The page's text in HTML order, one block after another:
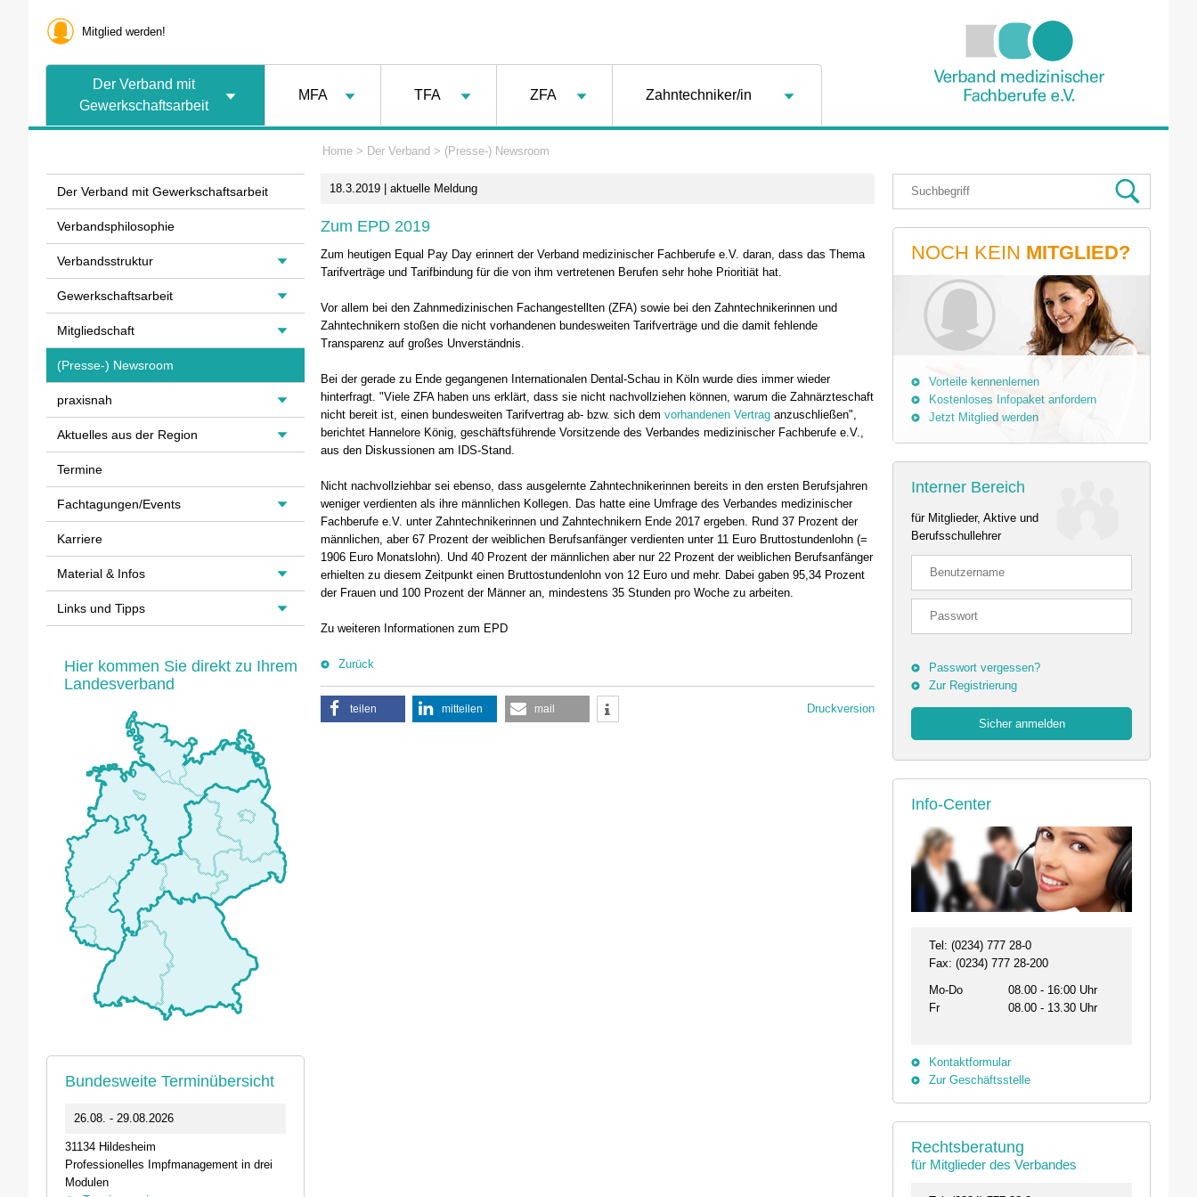
Mitglied werden!
Der Verband mit
Gewerkschaftsarbeit
MFA TFA ZFA Zahntechniker/in
Home > Der Verband > (Presse-) Newsroom
18.3.2019 | aktuelle Meldung
Zum EPD 2019
Zum heutigen Equal Pay Day erinnert der Verband medizinischer Fachberufe e.V. daran, dass das Thema
Tarifverträge und Tarifbindung für die von ihm vertretenen Berufen sehr hohe Prioritiät hat.
Vor allem bei den Zahnmedizinischen Fachangestellten (ZFA) sowie bei den Zahntechnikerinnen und
Zahntechnikern stoßen die nicht vorhandenen bundesweiten Tarifverträge und die damit fehlende
Transparenz auf großes Unverständnis.
Bei der gerade zu Ende gegangenen Internationalen Dental-Schau in Köln wurde dies immer wieder
hinterfragt. "Viele ZFA haben uns erklärt, dass sie nicht nachvollziehen können, warum die Zahnärzteschaft
nicht bereit ist, einen bundesweiten Tarifvertrag ab- bzw. sich dem vorhandenen Vertrag anzuschließen",
berichtet Hannelore König, geschäftsführende Vorsitzende des Verbandes medizinischer Fachberufe e.V.,
aus den Diskussionen am IDS-Stand.
Nicht nachvollziehbar sei ebenso, dass ausgelernte Zahntechnikerinnen bereits in den ersten Berufsjahren
weniger verdienten als ihre männlichen Kollegen. Das hatte eine Umfrage des Verbandes medizinischer
Fachberufe e.V. unter Zahntechnikerinnen und Zahntechnikern Ende 2017 ergeben. Rund 37 Prozent der
männlichen, aber 67 Prozent der weiblichen Berufsanfänger verdienten unter 11 Euro Bruttostundenlohn (=
1906 Euro Monatslohn). Und 40 Prozent der männlichen aber nur 22 Prozent der weiblichen Berufsanfänger
erhielten zu diesem Zeitpunkt einen Bruttostundenlohn von 12 Euro und mehr. Dabei gaben 95,34 Prozent
der Frauen und 100 Prozent der Männer an, mindestens 35 Stunden pro Woche zu arbeiten.
Zu weiteren Informationen zum EPD
Zurück
teilen mitteilen mail Druckversion
NOCH KEIN MITGLIED?
Vorteile kennenlernen
Kostenloses Infopaket anfordern
Jetzt Mitglied werden
Interner Bereich
für Mitglieder, Aktive und
Berufsschullehrer
Passwort vergessen?
Zur Registrierung
Info-Center
Tel: (0234) 777 28-0
Fax: (0234) 777 28-200
Mo-Do
08.00 - 16:00 Uhr
Fr
08.00 - 13.30 Uhr
Kontaktformular
Zur Geschäftsstelle
Rechtsberatung
für Mitglieder des Verbandes
Der Verband mit Gewerkschaftsarbeit
Verbandsphilosophie
Verbandsstruktur
Gewerkschaftsarbeit
Mitgliedschaft
(Presse-) Newsroom
praxisnah
Aktuelles aus der Region
Termine
Fachtagungen/Events
Karriere
Material & Infos
Links und Tipps
Hier kommen Sie direkt zu Ihrem
Landesverband
Bundesweite Terminübersicht
26.08. - 29.08.2026
31134 Hildesheim
Professionelles Impfmanagement in drei
Modulen
26.08. - 29.08.2026
31134 Hildesheim
Professionelles Impfmanagement in drei
11.09.2026 19:00